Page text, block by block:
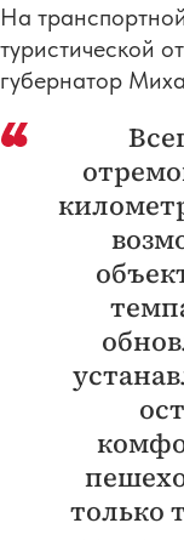
На
туристической
губернатор
только